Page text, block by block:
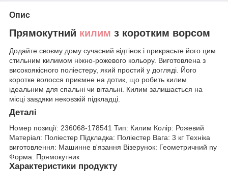
Опис
Прямокутний килим з коротким ворсом
Додайте своєму дому сучасний відтінок і прикрасьте його цим
стильним килимом ніжно-рожевого кольору. Виготовлена з
високоякісного поліестеру, який простий у догляді. Його
коротке волосся приємне на дотик, що робить килим
ідеальним для спальні чи вітальні. Килим залишається на
місці завдяки нековзкій підкладці.
Деталі
Номер позиції: 236068-178541 Тип: Килим Колір: Рожевий
Матеріал: Поліестер Підкладка: Поліестер Вага: 3 кг Техніка
виготовлення: Машинне в'язання Візерунок: Геометричний ny
Форма: Прямокутник
Характеристики продукту